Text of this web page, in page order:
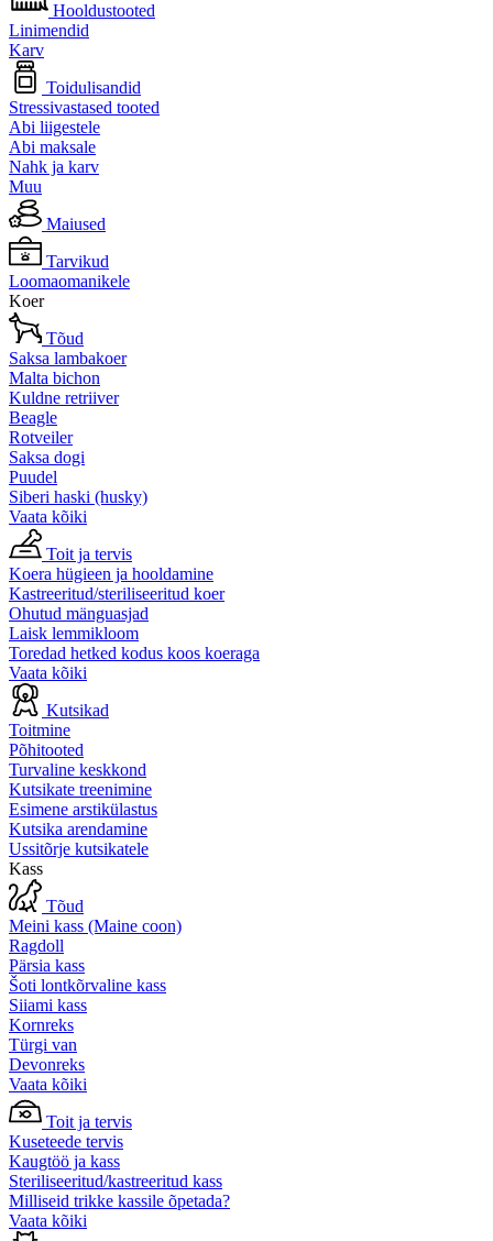
Hooldustooted
Linimendid
Karv
Toidulisandid
Stressivastased tooted
Abi liigestele
Abi maksale
Nahk ja karv
Muu
Maiused
Tarvikud
Loomaomanikele
Koer
Tõud
Saksa lambakoer
Malta bichon
Kuldne retriiver
Beagle
Rotveiler
Saksa dogi
Puudel
Siberi haski (husky)
Vaata kõiki
Toit ja tervis
Koera hügieen ja hooldamine
Kastreeritud/steriliseeritud koer
Ohutud mänguasjad
Laisk lemmikloom
Toredad hetked kodus koos koeraga
Vaata kõiki
Kutsikad
Toitmine
Põhitooted
Turvaline keskkond
Kutsikate treenimine
Esimene arstikülastus
Kutsika arendamine
Ussitõrje kutsikatele
Kass
Tõud
Meini kass (Maine coon)
Ragdoll
Pärsia kass
Šoti lontkõrvaline kass
Siiami kass
Kornreks
Türgi van
Devonreks
Vaata kõiki
Toit ja tervis
Kuseteede tervis
Kaugtöö ja kass
Steriliseeritud/kastreeritud kass
Milliseid trikke kassile õpetada?
Vaata kõiki